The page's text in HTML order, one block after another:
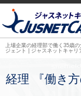
上場企業の経理部で働く35歳
ジェント | ジャスネットキャリ
経理 『働き